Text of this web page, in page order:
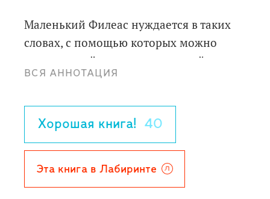
Маленький Филеас нуждается в таких
словах, с помощью которых можно
открыть своё сердце прекрасной
Сибелле. Но где их взять? Ведь для того,
чтобы ему улыбнулась удача...
ВСЯ АННОТАЦИЯ
Хорошая книга! 40
Эта книга в Лабиринте